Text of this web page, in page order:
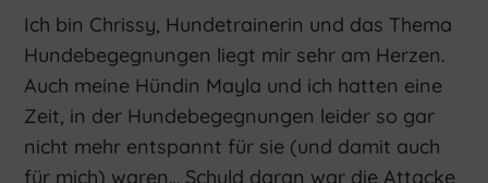
Ich bin Chrissy, Hundetrainerin und das Thema
Hundebegegnungen liegt mir sehr am Herzen.
Auch meine Hündin Mayla und ich hatten eine
Zeit, in der Hundebegegnungen leider so gar
nicht mehr entspannt für sie (und damit auch
für mich) waren… Schuld daran war die Attacke